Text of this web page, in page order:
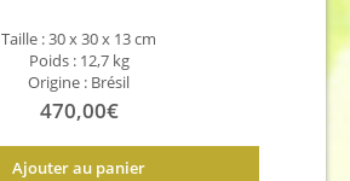
Taille : 30 x 30 x 13 cm
Poids : 12,7 kg
Origine : Brésil
470,00€
Ajouter au panier